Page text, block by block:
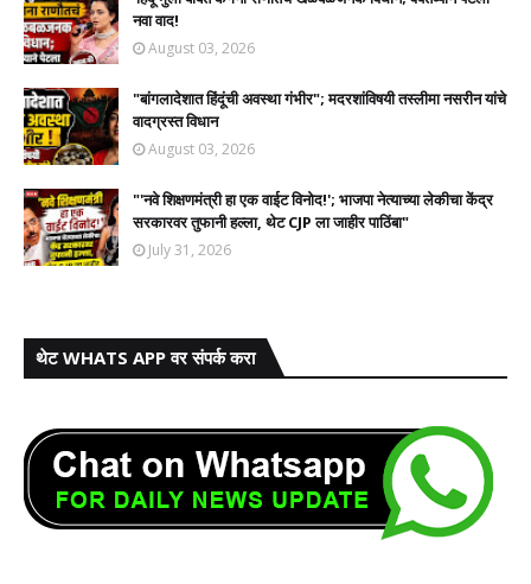
नवा वाद!
August 03, 2026
​"बांगलादेशात हिंदूंची अवस्था गंभीर"; मदरशांविषयी तस्लीमा नसरीन यांचे
वादग्रस्त विधान
August 03, 2026
"'नवे शिक्षणमंत्री हा एक वाईट विनोद!'; भाजपा नेत्याच्या लेकीचा केंद्र
सरकारवर तुफानी हल्ला, थेट CJP ला जाहीर पाठिंबा"
July 31, 2026
थेट WHATS APP वर संपर्क करा